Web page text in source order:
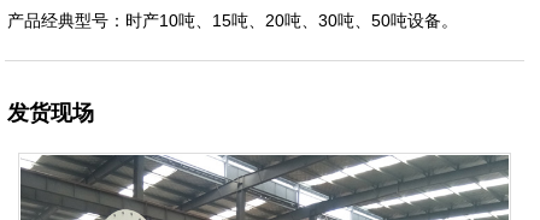
产品经典型号：时产10吨、15吨、20吨、30吨、50吨设备。
发货现场